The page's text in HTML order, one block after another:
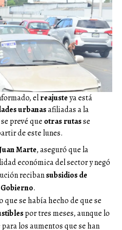
elreajusteya está
urbanasafiliadas a la
prevé que otras rutasse
de este lunes.
Marte, aseguró que la
económica del sector y negó
recibansubsidios de
Gobierno.
que se había hecho de que se
por tres meses, aunque lo
los aumentos que se han